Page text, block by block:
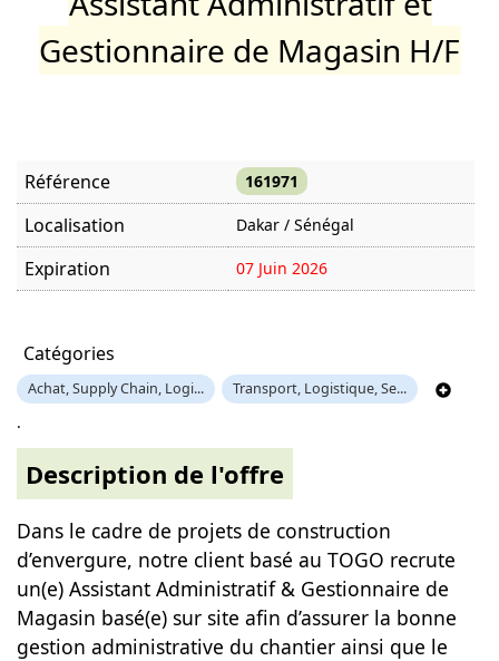
Gestionnaire de Magasin H/F
Référence 161971
Localisation Dakar / Sénégal
Expiration 07 Juin 2026
Catégories
Achat, Supply Chain, Logi... Transport, Logistique, Se...
.
Description de l'offre
Dans le cadre de projets de construction
d’envergure, notre client basé au TOGO recrute
un(e) Assistant Administratif & Gestionnaire de
Magasin basé(e) sur site afin d’assurer la bonne
gestion administrative du chantier ainsi que le